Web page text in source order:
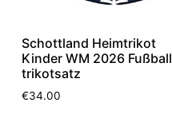
Schottland Heimtrikot
Kinder WM 2026 Fußball
trikotsatz
€34.00